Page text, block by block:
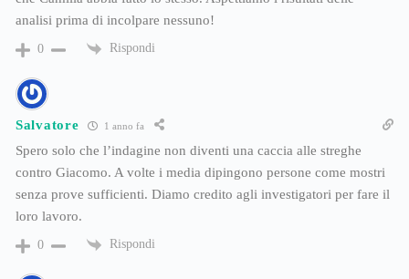
analisi prima di incolpare nessuno!
0 Rispondi
Salvatore 1 anno fa
Spero solo che l’indagine non diventi una caccia alle streghe
contro Giacomo. A volte i media dipingono persone come mostri
senza prove sufficienti. Diamo credito agli investigatori per fare il
loro lavoro.
0 Rispondi